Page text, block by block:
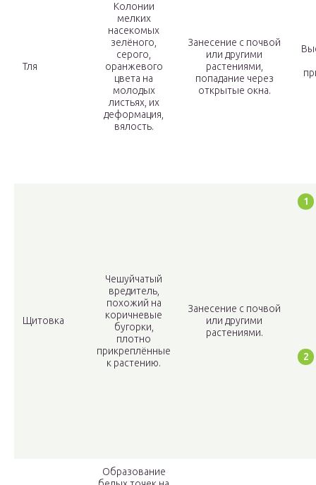
Тля
Колонии
мелких
насекомых
зелёного,
серого,
оранжевого
цвета на
молодых
листьях, их
деформация,
вялость.
Занесение с почвой
или другими
растениями,
попадание через
открытые окна.
Щитовка
Чешуйчатый
вредитель,
похожий на
коричневые
бугорки,
плотно
прикреплённые
к растению.
Занесение с почвой
или другими
растениями.
Образование